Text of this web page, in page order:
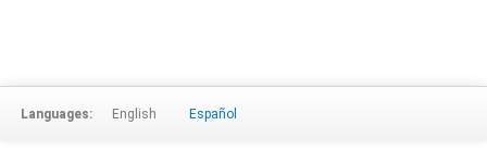
Languages: English Español